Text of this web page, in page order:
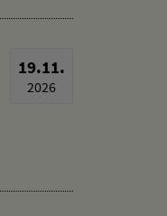
19.11.
2026